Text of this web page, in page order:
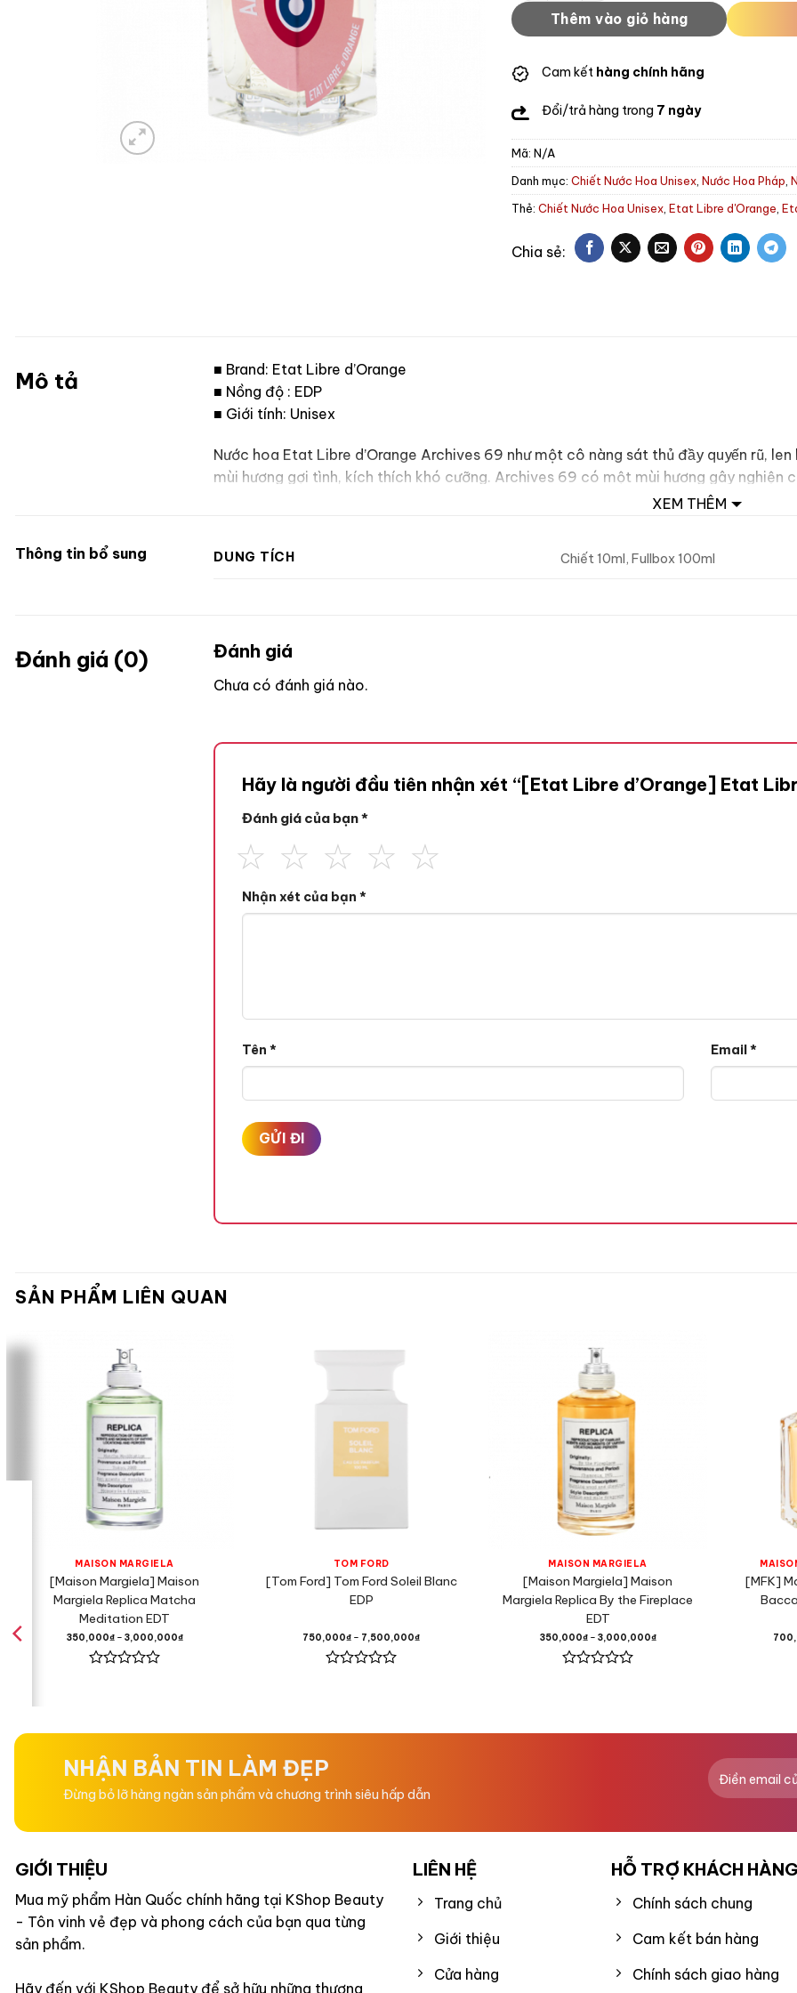
Thêm vào giỏ hàng
Cam kết hàng chính hãng
Đổi/trả hàng trong 7 ngày
Mã:N/A
Danh mục:Chiết Nước Hoa Unisex,Nước Hoa Pháp,
Thẻ:Chiết Nước Hoa Unisex,Etat Libre d'Orange,
Mô tả
■ Brand: Etat Libre d’Orange
■ Nồng độ : EDP
■ Giới tính: Unisex
Nước hoa Etat Libre d’Orange Archives 69 như một cô nàng sát thủ đầy quyến rũ,
mùi hương gợi tình, kích thích khó cưỡng. Archives 69 có một mùi hương gây nghiện
mùi hương của Archives 69 là mùi “đàn bà” vì nó rất “tình” rất “gợi”. Nhưng đối với
Hương Cay Nồng,
Quả Quýt Hồng,
Quả Ớt Hồng,
Hương Cuối
An Tức Hương,
XEM THÊM
Thông tin bổ sung DUNG TÍCH Chiết 10ml, Fullbox 100ml
Đánh giá (0) Đánh giá
Chưa có đánh giá nào.
Hãy là người đầu tiên nhận xét “[Etat Libre d’Orange] Etat
Đánh giá của bạn*
Nhận xét của bạn*
Tên* Email *
SẢN PHẨM LIÊN QUAN
MAISON MARGIELA
[Maison Margiela] Maison
Margiela Replica Matcha
Meditation EDT
350,000₫– 3,000,000₫
5
TOM FORD
[Tom Ford] Tom Ford Soleil Blanc
EDP
750,000₫ – 7,500,000₫
5
MAISON MARGIELA
[Maison Margiela] Maison
Margiela Replica By the Fireplace
EDT
350,000₫– 3,000,000₫
5
[MFK]
NHẬN BẢN TIN LÀM ĐẸP
Đừng bỏ lỡ hàng ngàn sản phẩm và chương trình siêu hấp dẫn
GIỚI THIỆU
Mua mỹ phẩm Hàn Quốc chính hãng tại KShop Beauty
- Tôn vinh vẻ đẹp và phong cách của bạn qua từng
sản phẩm.
Hãy đến với KShop Beauty để sở hữu những thương
LIÊN HỆ
Trang chủ
Giới thiệu
Cửa hàng
HỖ TRỢ KHÁCH HÀNG
Chính sách chung
Cam kết bán hàng
Chính sách giao hàng